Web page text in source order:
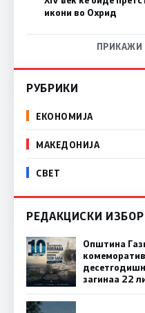
икони во Охрид
ПРИКАЖИ
РУБРИКИ
ЕКОНОМИЈА
МАКЕДОНИЈА
СВЕТ
РЕДАКЦИСКИ ИЗБОР
Општина
загинаа 22